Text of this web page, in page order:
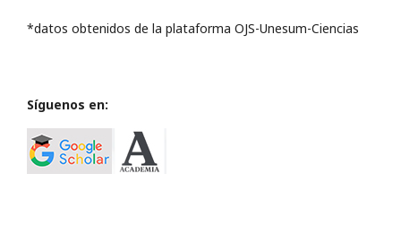
*datos obtenidos de la plataforma OJS-Unesum-Ciencias
Síguenos en: